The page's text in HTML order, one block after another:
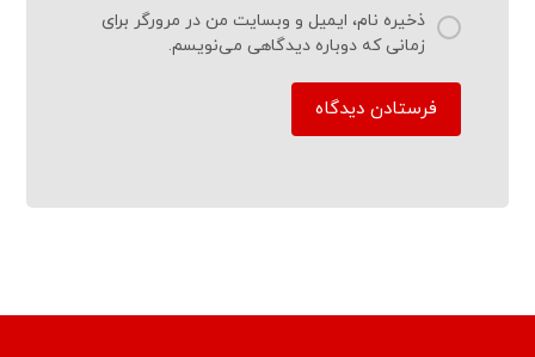
ذخیره نام، ایمیل و وبسایت من در مرورگر برای
زمانی که دوباره دیدگاهی می‌نویسم.
فرستادن دیدگاه